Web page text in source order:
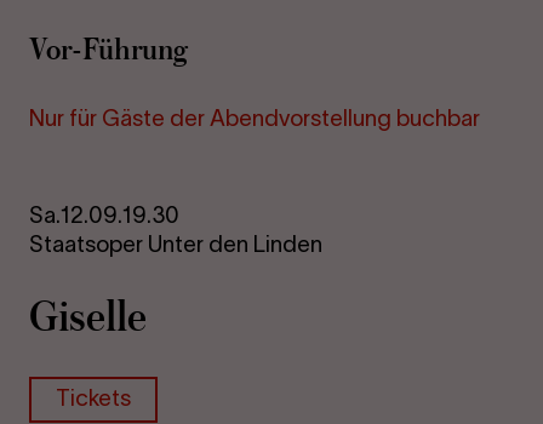
Vor-​Führung
Nur für Gäste der Abend­vor­stel­lung buch­bar
Sa.12.09.19.30
Staatsoper Unter den Linden
Gi­sel­le
Tickets